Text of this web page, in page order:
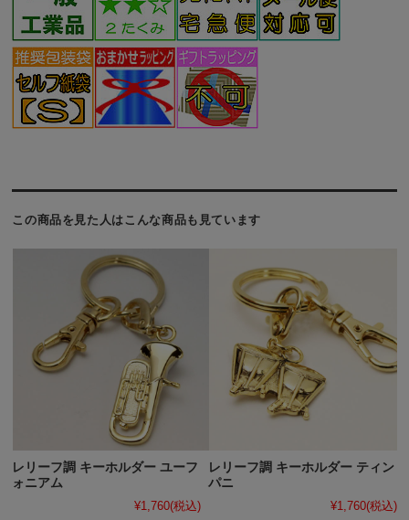
この商品を見た人はこんな商品も見ています
レリーフ調 キーホルダー ユーフ
ォニアム
¥1,760(税込)
レリーフ調 キーホルダー ティン
パニ
¥1,760(税込)